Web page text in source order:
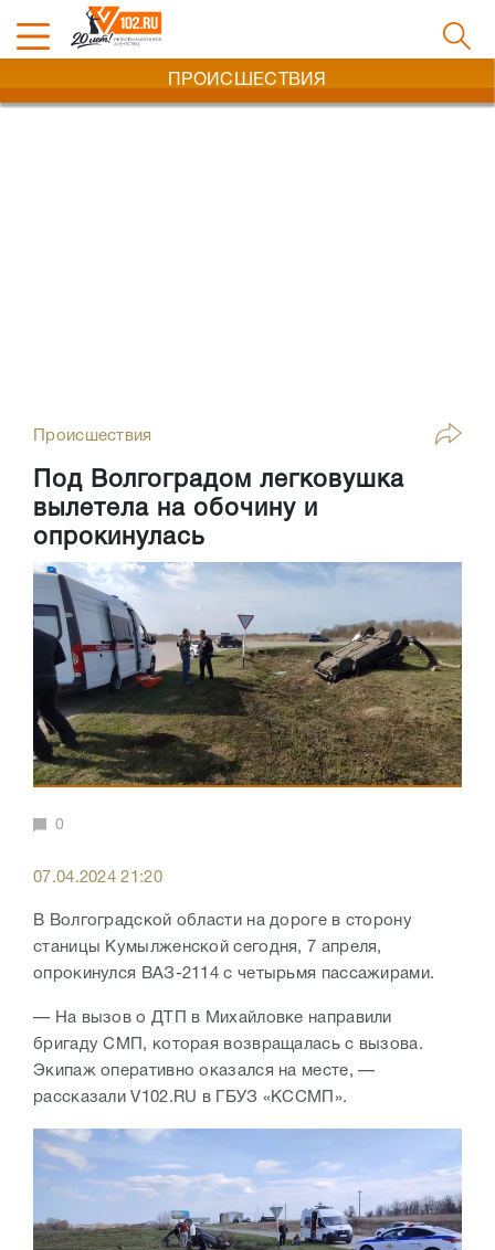
ПРОИСШЕСТВИЯ
Происшествия
Под Волгоградом легковушка
вылетела на обочину и
опрокинулась
0
07.04.2024 21:20
В Волгоградской области на дороге в сторону
станицы Кумылженской сегодня, 7 апреля,
опрокинулся ВАЗ-2114 с четырьмя пассажирами.
— На вызов о ДТП в Михайловке направили
бригаду СМП, которая возвращалась с вызова.
Экипаж оперативно оказался на месте, —
рассказали V102.RU в ГБУЗ «КССМП».